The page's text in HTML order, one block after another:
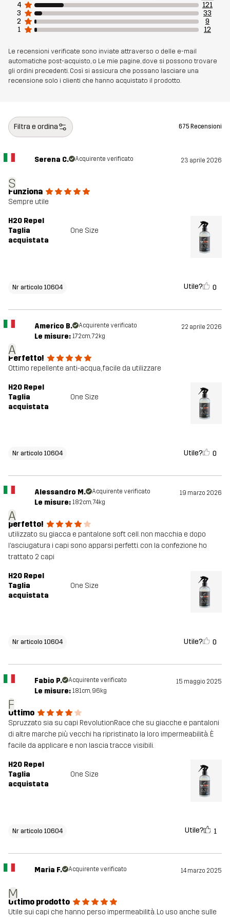
4
121
3
33
2
9
1
12
Le recensioni verificate sono inviate attraverso o delle e-mail
automatiche post-acquisto, o Le mie pagine, dove si possono trovare
gli ordini precedenti. Così si assicura che possano lasciare una
recensione solo i clienti che hanno acquistato il prodotto.
Filtra e ordina 675 Recensioni
S
Serena C. Acquirente verificato 23 aprile 2026
Funziona
Sempre utile
H2O Repel
Taglia
acquistata
One Size
Nr articolo 10604 Utile? 0
A
Americo B. Acquirente verificato 22 aprile 2026
Le misure: 172cm, 72kg
Perfetto!
Ottimo repellente anti-acqua, facile da utilizzare
H2O Repel
Taglia
acquistata
One Size
Nr articolo 10604 Utile? 0
A
Alessandro M. Acquirente verificato 19 marzo 2026
Le misure: 182cm, 74kg
perfetto!
utilizzato su giacca e pantalone soft cell. non macchia e dopo
l’asciugatura i capi sono apparsi perfetti. con la confezione ho
trattato 2 capi
H2O Repel
Taglia
acquistata
One Size
Nr articolo 10604 Utile? 0
F
Fabio P. Acquirente verificato 15 maggio 2025
Le misure: 181cm, 96kg
Ottimo
Spruzzato sia su capi RevolutionRace che su giacche e pantaloni
di altre marche più vecchi ha ripristinato la loro impermeabilità. È
facile da applicare e non lascia tracce visibili.
H2O Repel
Taglia
acquistata
One Size
Nr articolo 10604 Utile? 1
M
Maria F. Acquirente verificato 14 marzo 2025
Ottimo prodotto
Utile sui capi che hanno perso impermeabilità. Lo uso anche sulle